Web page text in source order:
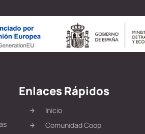
Enlaces Rápidos
Inicio
Comunidad Coop